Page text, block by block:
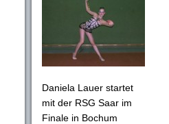
Daniela Lauer startet
mit der RSG Saar im
Finale in Bochum